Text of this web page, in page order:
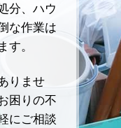
分、ハウ
な作業は
。
りませ
困りの不
にご相談